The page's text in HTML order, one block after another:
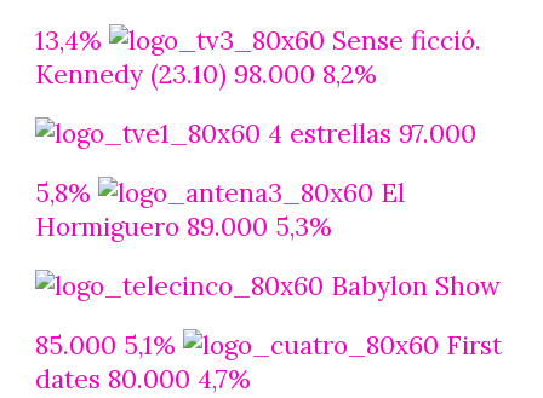
13,4%
Sense ficció.
Kennedy (23.10) 98.000 8,2%
4 estrellas 97.000
5,8%
El
Hormiguero 89.000 5,3%
Babylon Show
85.000 5,1%
First
dates 80.000 4,7%